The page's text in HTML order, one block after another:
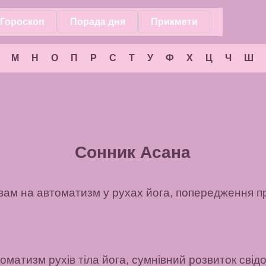
Гороскоп Порада дня Прикмети
М Н О П Р С Т У Ф Х Ц Ч Ш
Сонник Асана
на автоматизм у рухах йога, попередження
рухів тіла йога, сумнівний розвиток